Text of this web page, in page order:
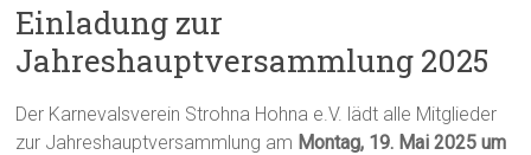
Einladung zur
Jahreshauptversammlung 2025
Der Karnevalsverein Strohna Hohna e.V. lädt alle Mitglieder
zur Jahreshauptversammlung am Montag, 19. Mai 2025 um